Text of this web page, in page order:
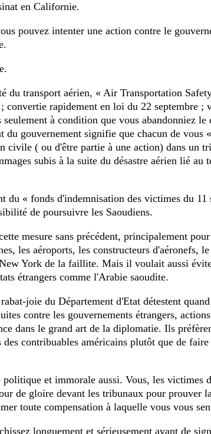
en Californie.
pouvez intenter une action contre le
du transport aérien, « Air Transportation
convertie rapidement en loi du 22 septembre ;
seulement à condition que vous abandonniez
du gouvernement signifie que chacun de vous
civile ( ou d'être partie à une action) dans un
subis à la suite du désastre aérien lié au
du « fonds d'indemnisation des victimes du 11
de poursuivre les Saoudiens.
mesure sans précédent, principalement
les aéroports, les constructeurs d'aéronefs,
York de la faillite. Mais il voulait aussi
étrangers comme l'Arabie saoudite.
joie du Département d'Etat détestent
contre les gouvernements étrangers,
dans le grand art de la diplomatie. Ils
contribuables américains plutôt que de
politique et immorale aussi. Vous, les victimes
de gloire devant les tribunaux pour prouver
toute compensation à laquelle vous vous
longuement et sérieusement avant de